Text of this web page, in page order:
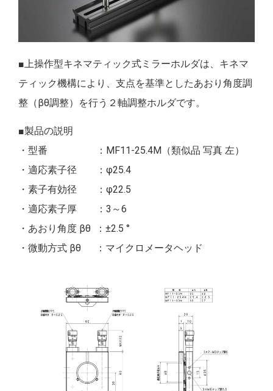
■上操作型キネマティック式ミラーホルダは、キネマ
ティック機構により、支点を基準としたあおり角度調
整（βθ調整）を行う２軸調整ホルダです。
■製品の説明
・型番 ：MF11-25.4M（類似品 写真 左）
・適応素子径 ：φ25.4
・素子有効径 ：φ22.5
・適応素子厚 ：3～6
・あおり角度 βθ ：±2.5 °
・微動方式 βθ ：マイクロメータヘッド